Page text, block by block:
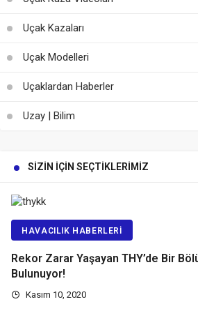
Uçak Kazaları
Uçak Modelleri
Uçaklardan Haberler
Uzay | Bilim
SIZIN İÇIN SEÇTIKLERIMIZ
HAVACILIK HABERLERI
Rekor Zarar Yaşayan THY’de Bir
Bulunuyor!
Kasım 10, 2020